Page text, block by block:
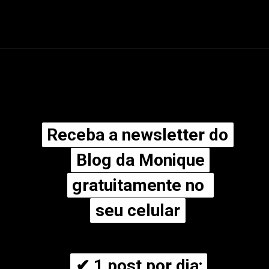
Receba a newsletter do
Blog da Monique
gratuitamente no
seu celular
Receba a newsletter do
Blog da Monique
gratuitamente no
seu celular